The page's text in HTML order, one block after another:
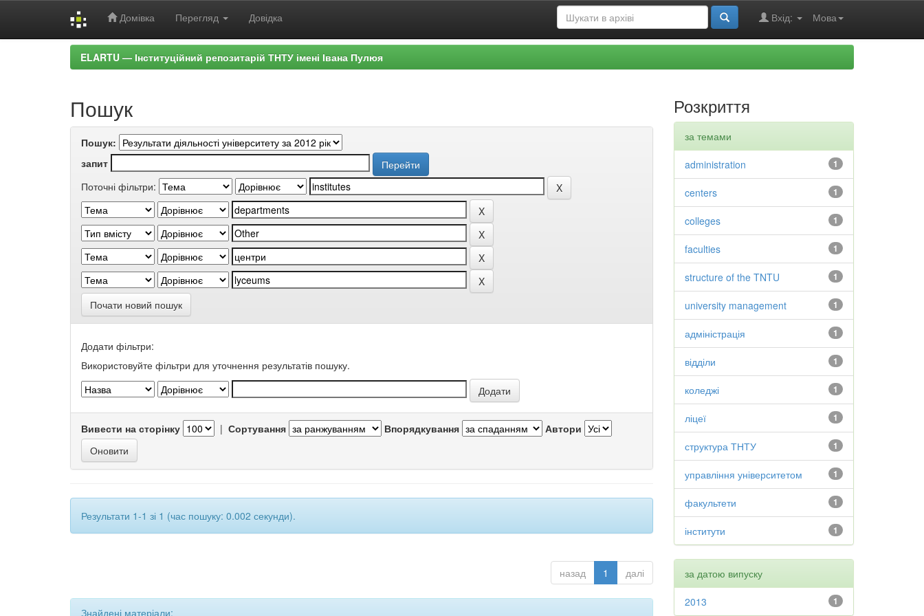
Домівка Перегляд Довідка Мова
Вхід:
ELARTU — Інституційний репозитарій ТНТУ імені Івана Пулюя
Пошук
Пошук:
запит
Поточні фільтри:
Почати новий пошук
Додати фільтри:
Використовуйте фільтри для уточнення результатів пошуку.
Вивести на сторінку | Сортування Впорядкування Автори
Результати 1-1 зі 1 (час пошуку: 0.002 секунди).
назад 1 далі
Знайдені матеріали:
Розкриття
за темами
1
administration
1
centers
1
colleges
1
faculties
1
structure of the TNTU
1
university management
1
адміністрація
1
відділи
1
коледжі
1
ліцеї
1
структура ТНТУ
1
управління університетом
1
факультети
1
інститути
за датою випуску
1
2013